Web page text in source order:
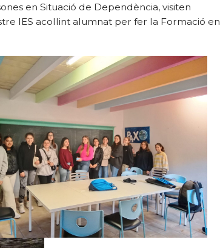
en Situació de Dependència, visiten
IES acollint alumnat per fer la Formació en